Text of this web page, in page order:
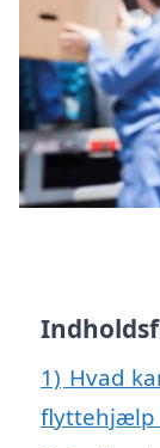
1) Hvad
flyttehjælp